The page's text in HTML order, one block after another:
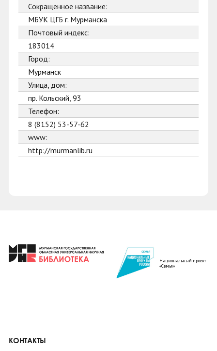
Сокращенное название:
МБУК ЦГБ г. Мурманска
Почтовый индекс:
183014
Город:
Мурманск
Улица, дом:
пр. Кольский, 93
Телефон:
8 (8152) 53-57-62
www:
http://murmanlib.ru
Национальный проект
«Семья»
КОНТАКТЫ